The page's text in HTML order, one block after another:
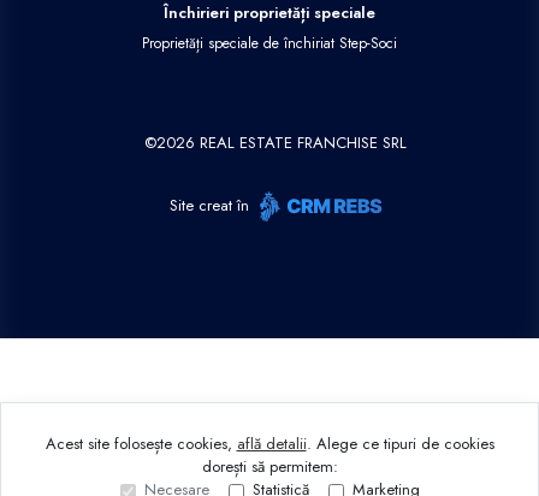
Închirieri proprietăți speciale
Proprietăți speciale de închiriat Step-Soci
©2026 REAL ESTATE FRANCHISE SRL
Site creat în
Acest site folosește cookies, află detalii. Alege ce tipuri de cookies
dorești să permitem:
Necesare
Statistică Marketing